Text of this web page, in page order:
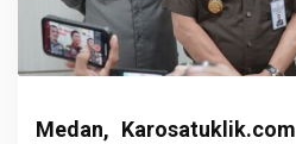
Medan, Karosatuklik.com